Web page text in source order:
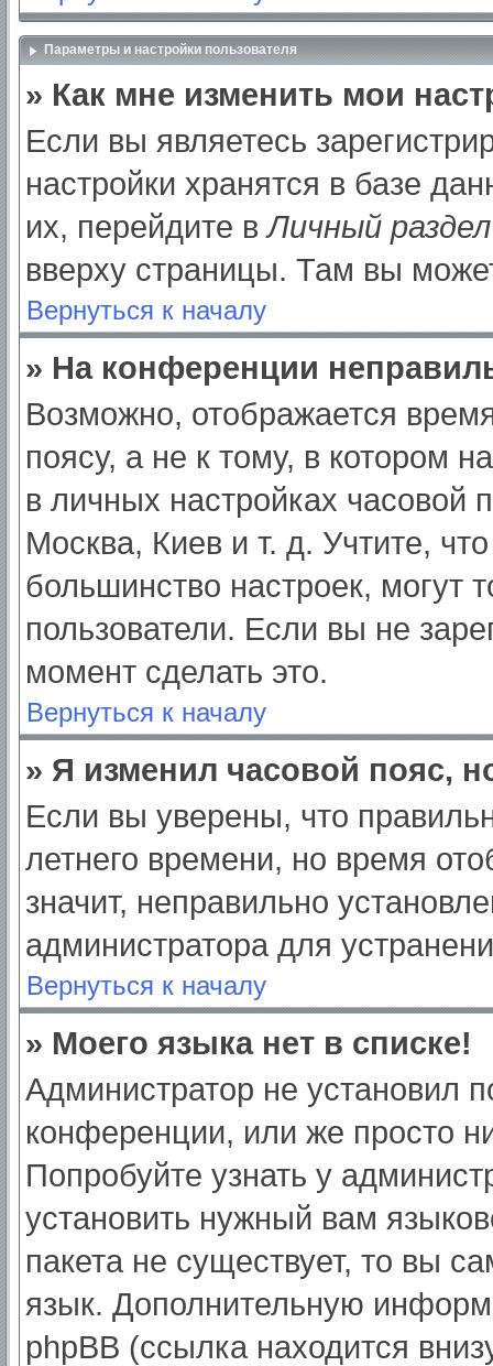
Параметры и настройки пользователя
» Как мне изменить мои
Если вы являетесь
настройки хранятся в базе
их, перейдите вЛичный раздел
вверху страницы. Там вы
Вернуться к началу
» На конференции
Возможно, отображается
поясу, а не к тому, в котором
в личных настройках часовой
Москва, Киев и т. д. Учтите,
большинство настроек, могут
пользователи. Если вы не
момент сделать это.
Вернуться к началу
» Я изменил часовой пояс,
Если вы уверены, что
летнего времени, но время
значит, неправильно
администратора для
Вернуться к началу
» Моего языка нет в списке!
Администратор не установил
конференции, или же просто
Попробуйте узнать у
установить нужный вам
пакета не существует, то вы
язык. Дополнительную
phpBB (ссылка находится